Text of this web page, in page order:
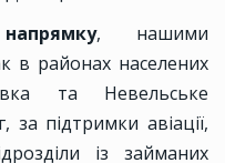
, нашими
в районах населених
та Невельське
за підтримки авіації,
із займаних